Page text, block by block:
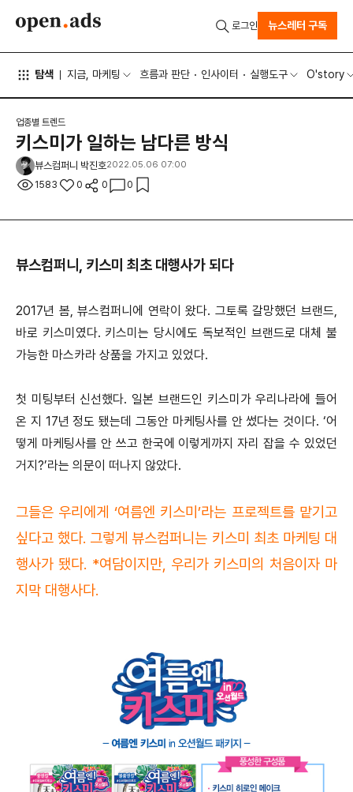
탐색 지금, 마케팅 흐름과 판단 인사이터 실행도구 O'story
로그인 뉴스레터 구독
업종별 트렌드
키스미가 일하는 남다른 방식
뷰스컴퍼니 박진호2022.05.06 07:00
1583 0 0 0
뷰스컴퍼니, 키스미 최초 대행사가 되다
2017년 봄, 뷰스컴퍼니에 연락이 왔다. 그토록 갈망했던 브랜드,
바로 키스미였다. 키스미는 당시에도 독보적인 브랜드로 대체 불
가능한 마스카라 상품을 가지고 있었다.
첫 미팅부터 신선했다. 일본 브랜드인 키스미가 우리나라에 들어
온 지 17년 정도 됐는데 그동안 마케팅사를 안 썼다는 것이다. ‘어
떻게 마케팅사를 안 쓰고 한국에 이렇게까지 자리 잡을 수 있었던
거지?’라는 의문이 떠나지 않았다.
그들은 우리에게 ‘여름엔 키스미’라는 프로젝트를 맡기고
싶다고 했다. 그렇게 뷰스컴퍼니는 키스미 최초 마케팅 대
행사가 됐다. *여담이지만, 우리가 키스미의 처음이자 마
지막 대행사다.